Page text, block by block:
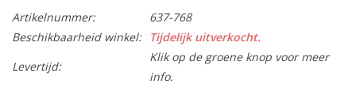
Artikelnummer:
637-768
Beschikbaarheid winkel:
Tijdelijk uitverkocht.
Levertijd:
Klik op de groene knop voor meer
info.